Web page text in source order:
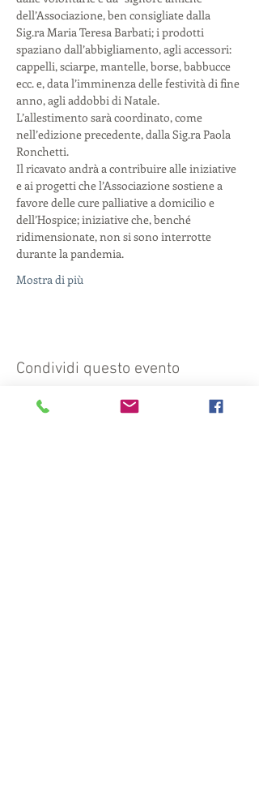
dell’Associazione, ben consigliate dalla
Sig.ra Maria Teresa Barbati; i prodotti
spaziano dall’abbigliamento, agli accessori:
cappelli, sciarpe, mantelle, borse, babbucce
ecc. e, data l’imminenza delle festività di fine
anno, agli addobbi di Natale.
L’allestimento sarà coordinato, come
nell’edizione precedente, dalla Sig.ra Paola
Ronchetti.
Il ricavato andrà a contribuire alle iniziative
e ai progetti che l’Associazione sostiene a
favore delle cure palliative a domicilio e
dell’Hospice; iniziative che, benché
ridimensionate, non si sono interrotte
durante la pandemia.
Mostra di più
Condividi questo evento